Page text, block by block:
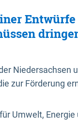
Entwürfe
Niedersachsen
zur Förderung
Umwelt, Energie